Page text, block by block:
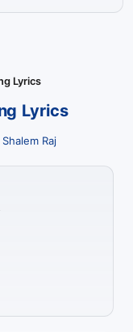
Lyrics
Lyrics
Raj